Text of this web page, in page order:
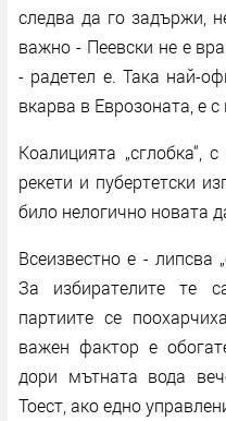
следва да го задържи,
важно - Пеевски не е
- радетел е. Така най-
вкарва в Еврозоната, е
Коалицията „сглобка“,
рекети и пубертетски
било нелогично новата
Всеизвестно е - липсва
За избирателите те
партиите се
важен фактор е
дори мътната вода
Тоест, ако едно